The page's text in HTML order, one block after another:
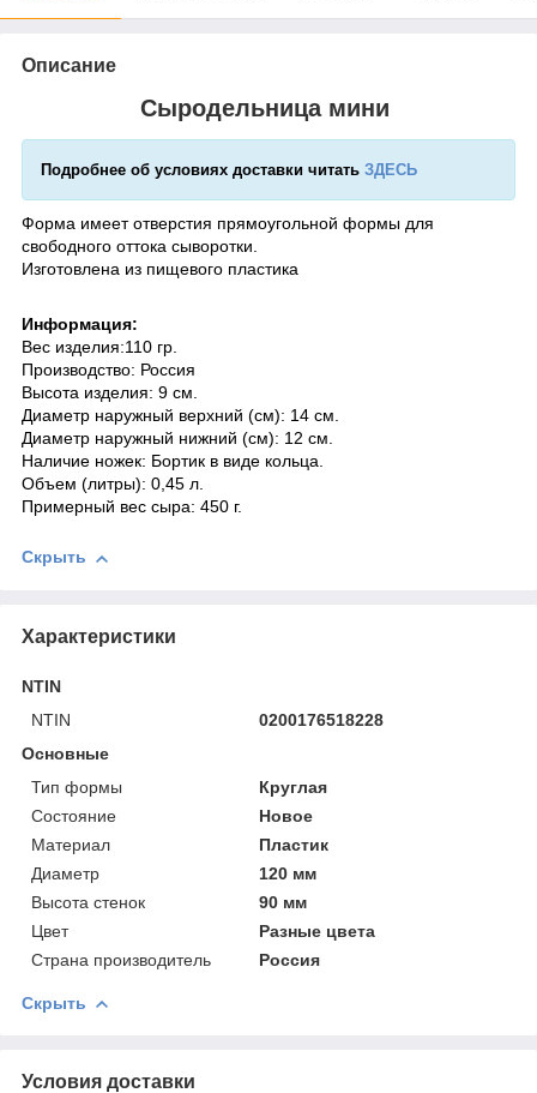
Описание
Сыродельница мини
Подробнее об условиях доставки читать ЗДЕСЬ
Форма имеет отверстия прямоугольной формы для
свободного оттока сыворотки.
Изготовлена из пищевого пластика
Информация:
Вес изделия:110 гр.
Производство: Россия
Высота изделия: 9 см.
Диаметр наружный верхний (см): 14 см.
Диаметр наружный нижний (см): 12 см.
Наличие ножек: Бортик в виде кольца.
Объем (литры): 0,45 л.
Примерный вес сыра: 450 г.
Скрыть
Характеристики
NTIN
NTIN
0200176518228
Основные
Тип формы
Круглая
Состояние
Новое
Материал
Пластик
Диаметр
120 мм
Высота стенок
90 мм
Цвет
Разные цвета
Страна производитель
Россия
Скрыть
Условия доставки